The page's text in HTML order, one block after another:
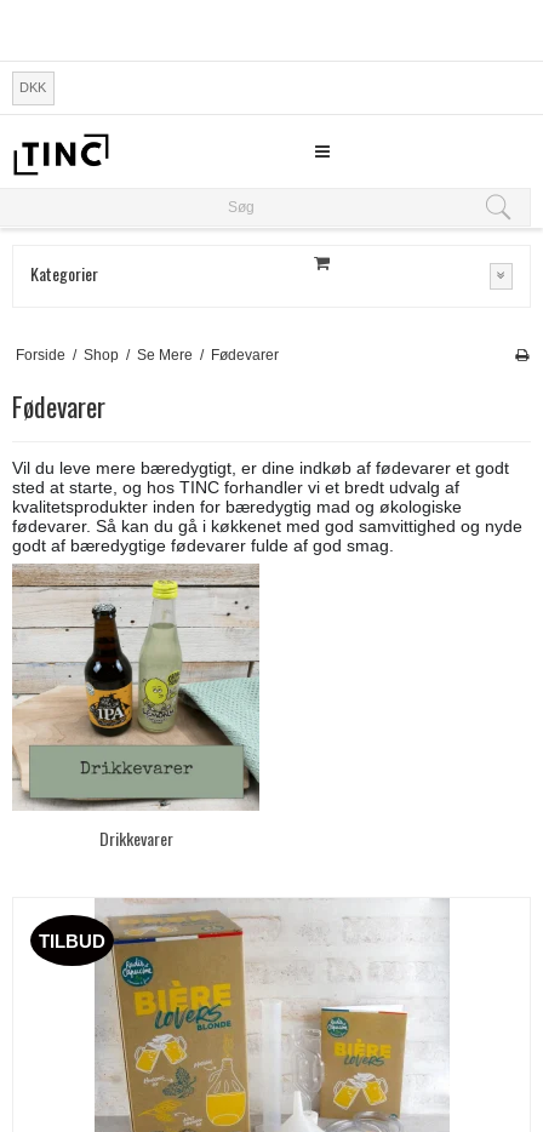
DKK
Søg
Kategorier
Forside / Shop / Se Mere / Fødevarer
Fødevarer
Vil du leve mere bæredygtigt, er dine indkøb af fødevarer et godt
sted at starte, og hos TINC forhandler vi et bredt udvalg af
kvalitetsprodukter inden for bæredygtig mad og økologiske
fødevarer. Så kan du gå i køkkenet med god samvittighed og nyde
godt af bæredygtige fødevarer fulde af god smag.
Drikkevarer
TILBUD